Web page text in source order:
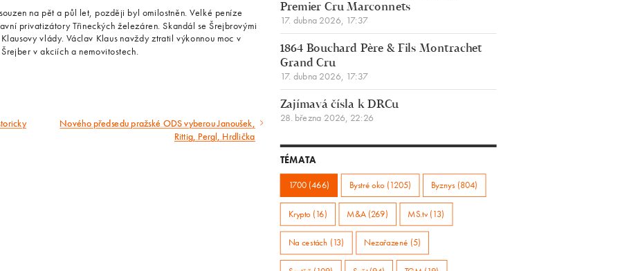
na pět a půl let, později byl omilostněn. Velké peníze
privatizátory Třineckých železáren. Skandál se Šrejbrovými
vlády. Václav Klaus navždy ztratil výkonnou moc v
v akciích a nemovitostech.
Následující
Nového předsedu pražské ODS vyberou Janoušek,
Rittig, Pergl, Hrdlička
Premier Cru Marconnets
17. dubna 2026, 17:37
1864 Bouchard Père & Fils Montrachet
Grand Cru
17. dubna 2026, 17:37
Zajímavá čísla k DRCu
28. března 2026, 22:26
TÉMATA
1700 (466) Bystré oko (1205) Byznys (804)
Krypto (16) M&A (269) MS.tv (13)
Na cestách (13) Nezařazené (5)